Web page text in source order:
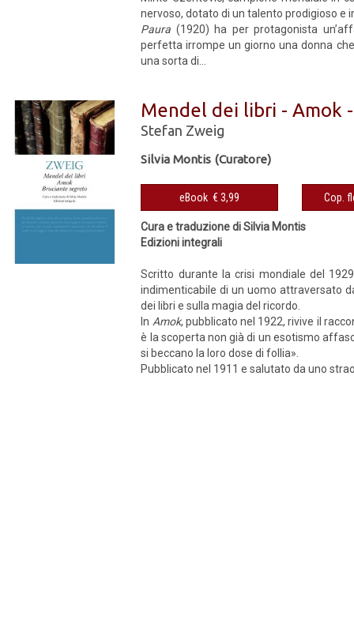
nervoso, dotato di un talento prodigioso e
Paura (1920) ha per protagonista
perfetta irrompe un giorno una donna
una sorta di...
Mendel dei libri - Amok
Stefan Zweig
Silvia Montis (Curatore)
eBook € 3,99
Cura e traduzione di Silvia Montis
Edizioni integrali
Scritto durante la crisi mondiale del
indimenticabile di un uomo attraversato
dei libri e sulla magia del ricordo.
In Amok, pubblicato nel 1922, rivive il
è la scoperta non già di un esotismo
si beccano la loro dose di follia».
Pubblicato nel 1911 e salutato da uno